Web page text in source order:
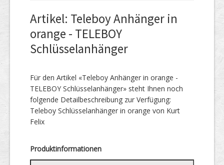
Artikel: Teleboy Anhänger in
orange - TELEBOY
Schlüsselanhänger
Für den Artikel «Teleboy Anhänger in orange -
TELEBOY Schlüsselanhänger» steht Ihnen noch
folgende Detailbeschreibung zur Verfügung:
Teleboy Schlüsselanhänger in orange von Kurt
Felix
Produktinformationen